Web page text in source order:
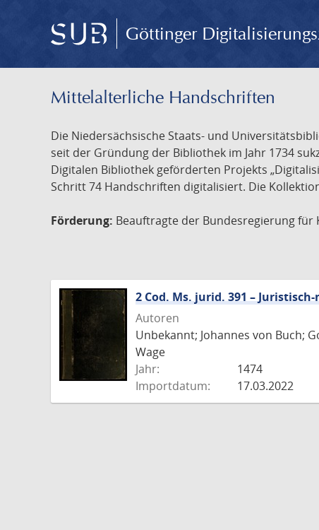
Göttinger
Mittelalterliche Handschriften
Die Niedersächsische Staats- und
seit der Gründung der Bibliothek im Jahr 1734
Digitalen Bibliothek geförderten Projekts
Schritt 74 Handschriften digitalisiert. Die
Förderung: Beauftragte der Bundesregierung
2 Cod. Ms. jurid. 391 –
Autoren
Unbekannt; Johannes von Buch;
Wage
Jahr:
1474
Importdatum:
17.03.2022